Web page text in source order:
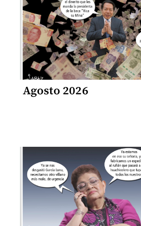
Agosto 2026